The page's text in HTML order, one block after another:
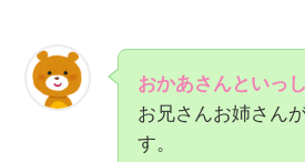
おかあさんといっ
お兄さんお姉さん
す。